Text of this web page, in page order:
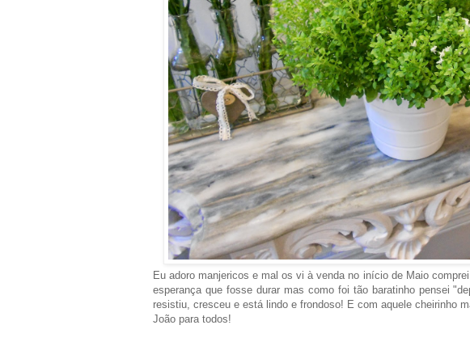
Eu adoro manjericos e mal os vi à venda no início de Maio
esperança que fosse durar mas como foi tão baratinho pensei
resistiu, cresceu e está lindo e frondoso! E com aquele cheirinho
João para todos!